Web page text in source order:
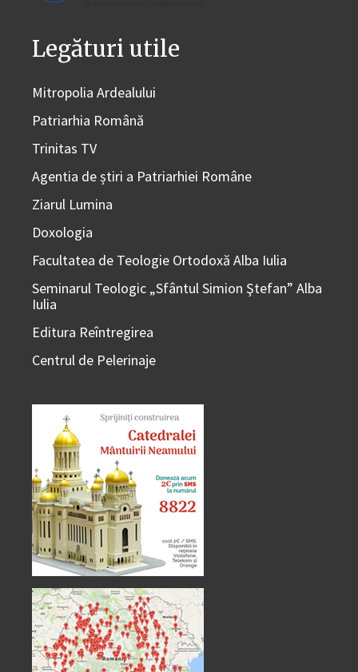
Legături utile
Mitropolia Ardealului
Patriarhia Română
Trinitas TV
Agentia de știri a Patriarhiei Române
Ziarul Lumina
Doxologia
Facultatea de Teologie Ortodoxă Alba Iulia
Seminarul Teologic „Sfântul Simion Ştefan” Alba
Iulia
Editura Reîntregirea
Centrul de Pelerinaje